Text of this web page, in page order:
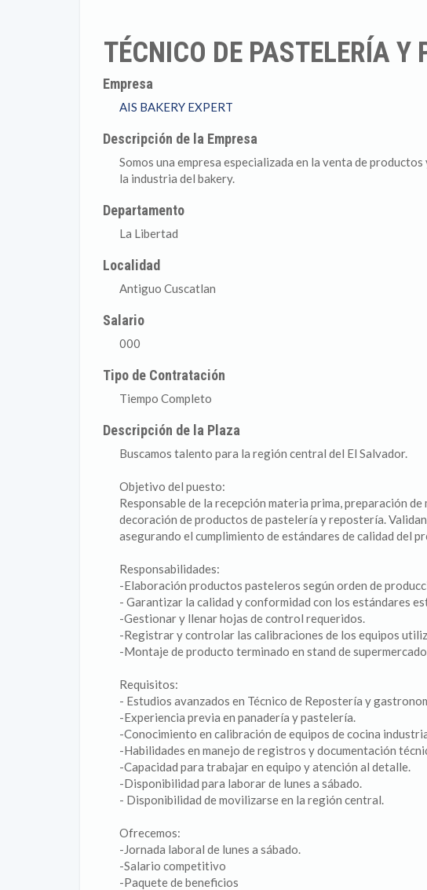
TÉCNICO DE PASTELERÍA Y
Empresa
AIS BAKERY EXPERT
Descripción de la Empresa
Somos una empresa especializada en la venta de
la industria del bakery.
Departamento
La Libertad
Localidad
Antiguo Cuscatlan
Salario
000
Tipo de Contratación
Tiempo Completo
Descripción de la Plaza
Buscamos talento para la región central del El Salvador.
Objetivo del puesto:
Responsable de la recepción materia prima, preparación
decoración de productos de pastelería y repostería.
asegurando el cumplimiento de estándares de calidad del
Responsabilidades:
-Elaboración productos pasteleros según orden de
- Garantizar la calidad y conformidad con los estándares
-Gestionar y llenar hojas de control requeridos.
-Registrar y controlar las calibraciones de los equipos
-Montaje de producto terminado en stand de
Requisitos:
- Estudios avanzados en Técnico de Repostería y
-Experiencia previa en panadería y pastelería.
-Conocimiento en calibración de equipos de cocina
-Habilidades en manejo de registros y documentación
-Capacidad para trabajar en equipo y atención al detalle.
-Disponibilidad para laborar de lunes a sábado.
- Disponibilidad de movilizarse en la región central.
Ofrecemos:
-Jornada laboral de lunes a sábado.
-Salario competitivo
-Paquete de beneficios